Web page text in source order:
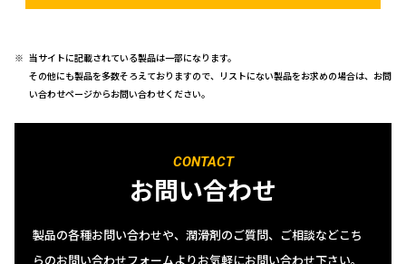
当サイトに記載されている製品は一部になります。
その他にも製品を多数そろえておりますので、リストにない製品をお求めの場合は、お問
い合わせページからお問い合わせください。
CONTACT
お問い合わせ
製品の各種お問い合わせや、潤滑剤のご質問、ご相談などこち
らのお問い合わせフォームよりお気軽にお問い合わせ下さい。